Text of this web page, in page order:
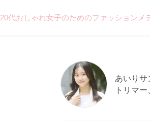
20代おしゃれ女子のためのファッション
あいりサ
トリマ